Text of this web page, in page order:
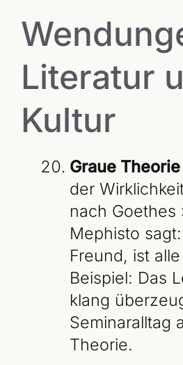
Literatur
Kultur
Graue
der
nach Goethes
Mephisto
Freund, ist
Beispiel: Das
klang
Seminaralltag
Theorie.